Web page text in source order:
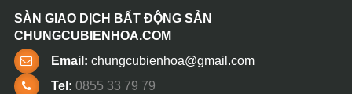
SÀN GIAO DỊCH BẤT ĐỘNG SẢN
CHUNGCUBIENHOA.COM
Email: chungcubienhoa@gmail.com
Tel: 0855 33 79 79